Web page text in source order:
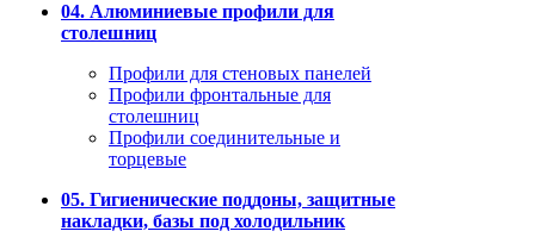
04. Алюминиевые профили для
столешниц
Профили для стеновых панелей
Профили фронтальные для
столешниц
Профили соединительные и
торцевые
05. Гигиенические поддоны, защитные
накладки, базы под холодильник